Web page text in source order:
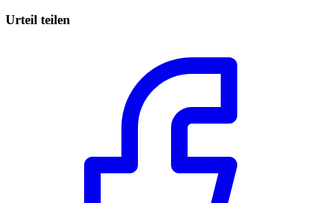
Urteil teilen